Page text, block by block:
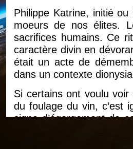
Philippe Katrine, initié
moeurs de nos élites.
sacrifices humains. Ce
caractère divin en
était un acte de
dans un contexte
Si certains ont voulu
du foulage du vin, c’est
signe d’égorgement de